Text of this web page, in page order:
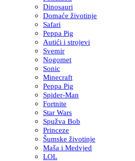
Dinosauri
Domaće životinje
Safari
Peppa Pig
Autići i strojevi
Svemir
Nogomet
Sonic
Minecraft
Peppa Pig
Spider-Man
Fortnite
Star Wars
Spužva Bob
Princeze
Šumske životinje
Maša i Medvjed
LOL